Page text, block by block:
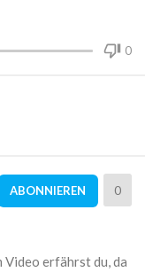
0
ABONNIEREN 0
Video erfährst du, da